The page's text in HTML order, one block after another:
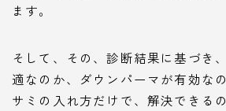
ます。
そして、その、診断結果に基づき
適なのか、ダウンパーマが有効な
サミの入れ方だけで、解決できる